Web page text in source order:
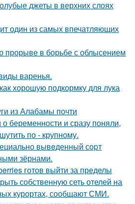
джеты в верхних слоях
один из самых впечатляющих
прорыве в борьбе с облысением
варенья.
хорошую подкормку для лука
из Алабамы почти
беременности и сразу поняли,
по - крупному.
вывeденный сopт
зёрнами.
готов выйти за пределы
собственную сеть отелей на
курортах, сообщают СМИ.